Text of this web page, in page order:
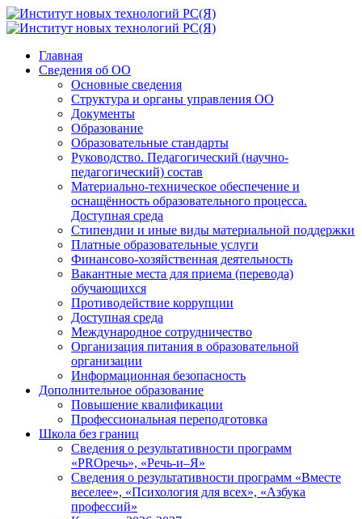
Главная
Сведения об ОО
Основные сведения
Структура и органы управления ОО
Документы
Образование
Образовательные стандарты
Руководство. Педагогический (научно-
педагогический) состав
Материально-техническое обеспечение и
оснащённость образовательного процесса.
Доступная среда
Стипендии и иные виды материальной поддержки
Платные образовательные услуги
Финансово-хозяйственная деятельность
Вакантные места для приема (перевода)
обучающихся
Противодействие коррупции
Доступная среда
Международное сотрудничество
Организация питания в образовательной
организации
Информационная безопасность
Дополнительное образование
Повышение квалификации
Профессиональная переподготовка
Школа без границ
Сведения о результативности программ
«PROречь», «Речь-и–Я»
Сведения о результативности программ «Вместе
веселее», «Психология для всех», «Азбука
профессий»